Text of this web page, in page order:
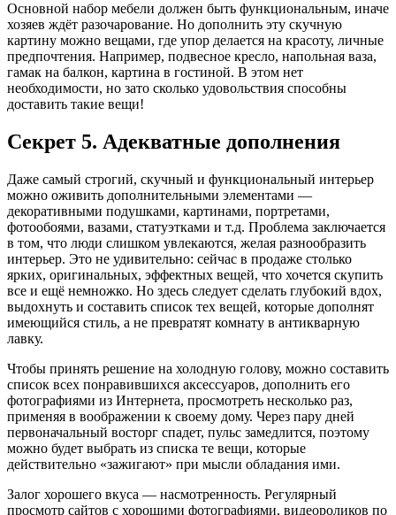
Основной набор мебели должен быть функциональным, иначе
хозяев ждёт разочарование. Но дополнить эту скучную
картину можно вещами, где упор делается на красоту, личные
предпочтения. Например, подвесное кресло, напольная ваза,
гамак на балкон, картина в гостиной. В этом нет
необходимости, но зато сколько удовольствия способны
доставить такие вещи!
Секрет 5. Адекватные дополнения
Даже самый строгий, скучный и функциональный интерьер
можно оживить дополнительными элементами —
декоративными подушками, картинами, портретами,
фотообоями, вазами, статуэтками и т.д. Проблема заключается
в том, что люди слишком увлекаются, желая разнообразить
интерьер. Это не удивительно: сейчас в продаже столько
ярких, оригинальных, эффектных вещей, что хочется скупить
все и ещё немножко. Но здесь следует сделать глубокий вдох,
выдохнуть и составить список тех вещей, которые дополнят
имеющийся стиль, а не превратят комнату в антикварную
лавку.
Чтобы принять решение на холодную голову, можно составить
список всех понравившихся аксессуаров, дополнить его
фотографиями из Интернета, просмотреть несколько раз,
применяя в воображении к своему дому. Через пару дней
первоначальный восторг спадет, пульс замедлится, поэтому
можно будет выбрать из списка те вещи, которые
действительно «зажигают» при мысли обладания ими.
Залог хорошего вкуса — насмотренность. Регулярный
просмотр сайтов с хорошими фотографиями, видеороликов по